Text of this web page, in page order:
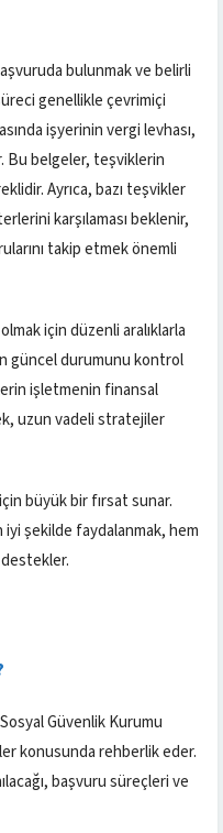
bulunmak ve belirli
genellikle çevrimiçi
işyerinin vergi levhası,
Bu belgeler, teşviklerin
Ayrıca, bazı teşvikler
karşılaması beklenir,
takip etmek önemli
için düzenli aralıklarla
güncel durumunu kontrol
işletmenin finansal
uzun vadeli stratejiler
büyük bir fırsat sunar.
şekilde faydalanmak, hem
Güvenlik Kurumu
konusunda rehberlik eder.
başvuru süreçleri ve